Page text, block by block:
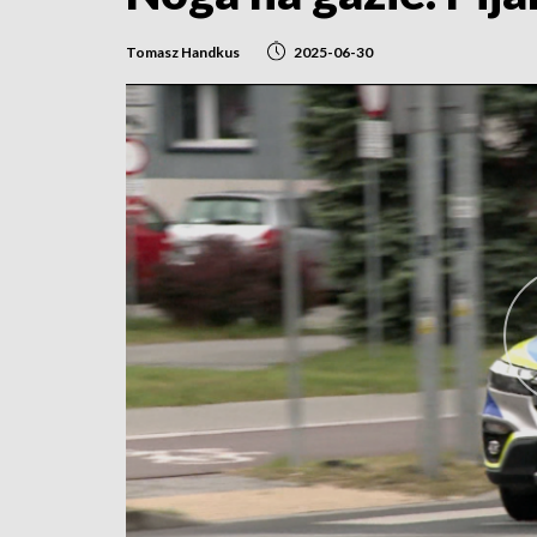
Tomasz Handkus 2025-06-30